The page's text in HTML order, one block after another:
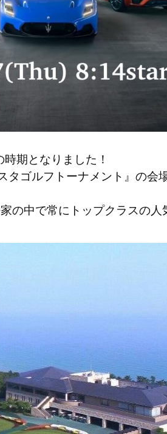
期となりました！
タゴルフトーナメント』の会
の中で常にトップクラスの人